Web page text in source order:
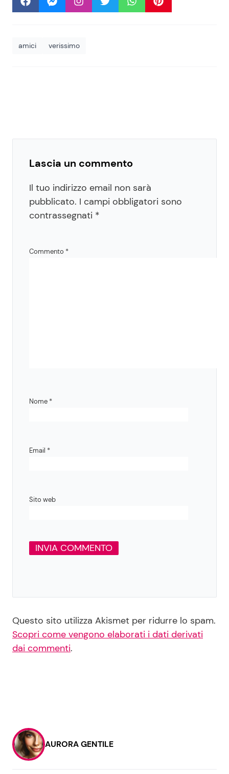
amici verissimo
Lascia un commento
Il tuo indirizzo email non sarà
pubblicato. I campi obbligatori sono
contrassegnati *
Commento *
Nome *
Email *
Sito web
Questo sito utilizza Akismet per ridurre lo spam.
Scopri come vengono elaborati i dati derivati
dai commenti.
AURORA GENTILE